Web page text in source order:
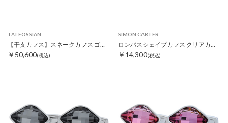
TATEOSSIAN
【干支カフス】スネークカフス ゴールド
￥50,600(税込)
SIMON CARTER
ロンバスシェイプカフス クリアカラー
￥14,300(税込)